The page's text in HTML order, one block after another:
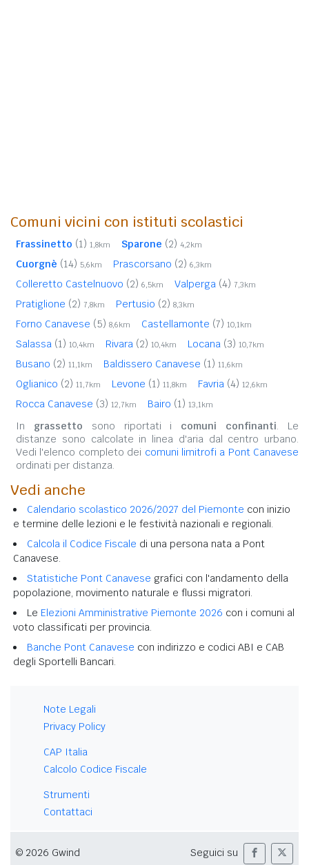
Comuni vicini con istituti scolastici
Frassinetto (1) 1,8km Sparone (2) 4,2km
Cuorgnè (14) 5,6km Prascorsano (2) 6,3km
Colleretto Castelnuovo (2) 6,5km Valperga (4) 7,3km
Pratiglione (2) 7,8km Pertusio (2) 8,3km
Forno Canavese (5) 8,6km Castellamonte (7) 10,1km
Salassa (1) 10,4km Rivara (2) 10,4km Locana (3) 10,7km
Busano (2) 11,1km Baldissero Canavese (1) 11,6km
Oglianico (2) 11,7km Levone (1) 11,8km Favria (4) 12,6km
Rocca Canavese (3) 12,7km Bairo (1) 13,1km
In grassetto sono riportati i comuni confinanti. Le
distanze sono calcolate in linea d'aria dal centro urbano.
Vedi l'elenco completo dei comuni limitrofi a Pont Canavese
ordinati per distanza.
Vedi anche
Calendario scolastico 2026/2027 del Piemonte con inizio
e termine delle lezioni e le festività nazionali e regionali.
Calcola il Codice Fiscale di una persona nata a Pont
Canavese.
Statistiche Pont Canavese grafici con l'andamento della
popolazione, movimento naturale e flussi migratori.
Le Elezioni Amministrative Piemonte 2026 con i comuni al
voto classificati per provincia.
Banche Pont Canavese con indirizzo e codici ABI e CAB
degli Sportelli Bancari.
Note Legali
Privacy Policy
CAP Italia
Calcolo Codice Fiscale
Strumenti
Contattaci
© 2026 Gwind Seguici su